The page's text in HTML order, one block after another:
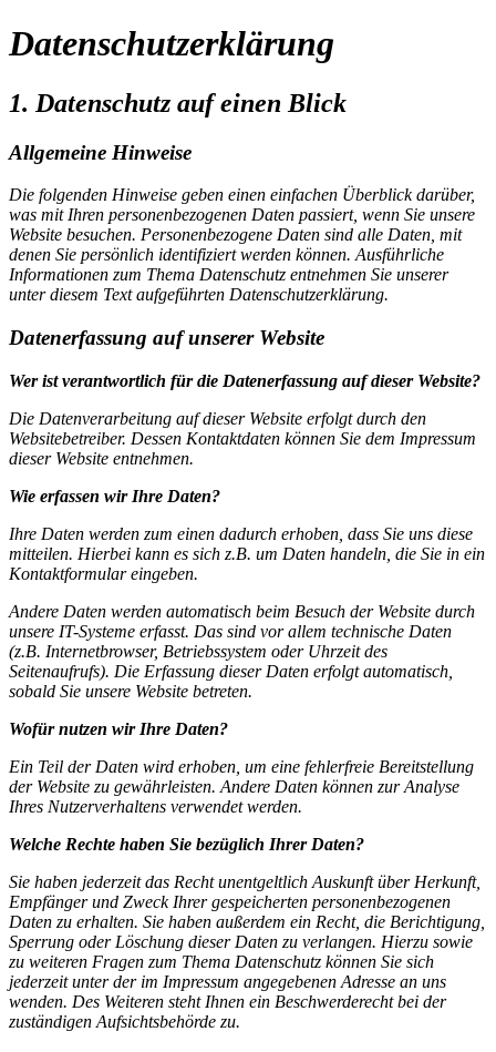
Datenschutzerklärung
1. Datenschutz auf einen Blick
Allgemeine Hinweise
Die folgenden Hinweise geben einen einfachen Überblick darüber,
was mit Ihren personenbezogenen Daten passiert, wenn Sie unsere
Website besuchen. Personenbezogene Daten sind alle Daten, mit
denen Sie persönlich identifiziert werden können. Ausführliche
Informationen zum Thema Datenschutz entnehmen Sie unserer
unter diesem Text aufgeführten Datenschutzerklärung.
Datenerfassung auf unserer Website
Wer ist verantwortlich für die Datenerfassung auf dieser Website?
Die Datenverarbeitung auf dieser Website erfolgt durch den
Websitebetreiber. Dessen Kontaktdaten können Sie dem Impressum
dieser Website entnehmen.
Wie erfassen wir Ihre Daten?
Ihre Daten werden zum einen dadurch erhoben, dass Sie uns diese
mitteilen. Hierbei kann es sich z.B. um Daten handeln, die Sie in ein
Kontaktformular eingeben.
Andere Daten werden automatisch beim Besuch der Website durch
unsere IT-Systeme erfasst. Das sind vor allem technische Daten
(z.B. Internetbrowser, Betriebssystem oder Uhrzeit des
Seitenaufrufs). Die Erfassung dieser Daten erfolgt automatisch,
sobald Sie unsere Website betreten.
Wofür nutzen wir Ihre Daten?
Ein Teil der Daten wird erhoben, um eine fehlerfreie Bereitstellung
der Website zu gewährleisten. Andere Daten können zur Analyse
Ihres Nutzerverhaltens verwendet werden.
Welche Rechte haben Sie bezüglich Ihrer Daten?
Sie haben jederzeit das Recht unentgeltlich Auskunft über Herkunft,
Empfänger und Zweck Ihrer gespeicherten personenbezogenen
Daten zu erhalten. Sie haben außerdem ein Recht, die Berichtigung,
Sperrung oder Löschung dieser Daten zu verlangen. Hierzu sowie
zu weiteren Fragen zum Thema Datenschutz können Sie sich
jederzeit unter der im Impressum angegebenen Adresse an uns
wenden. Des Weiteren steht Ihnen ein Beschwerderecht bei der
zuständigen Aufsichtsbehörde zu.